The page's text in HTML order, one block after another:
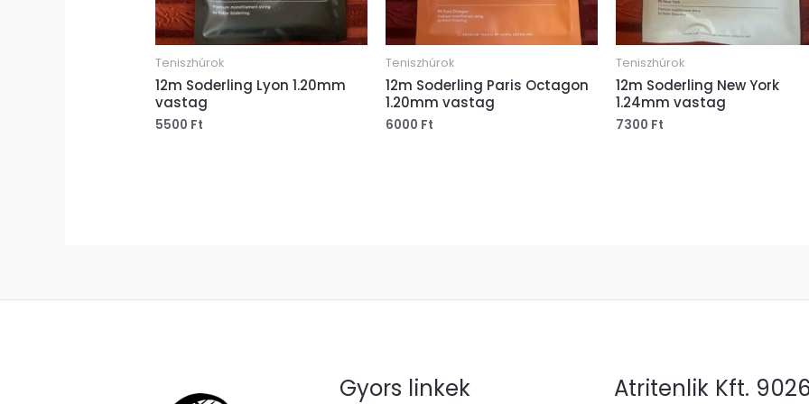
Teniszhúrok
12m Soderling Lyon 1.20mm
vastag
5500 Ft
Teniszhúrok
12m Soderling Paris Octagon
1.20mm vastag
6000 Ft
Teniszhúrok
12m Soderling New York
1.24mm vastag
7300 Ft
Gyors linkek Atritenlik Kft.